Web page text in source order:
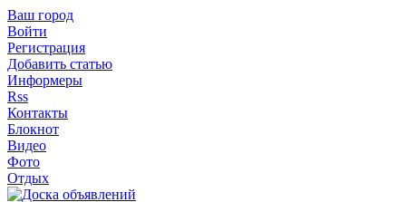
Ваш город
Войти
Регистрация
Добавить статью
Информеры
Rss
Контакты
Блокнот
Видео
Фото
Отдых